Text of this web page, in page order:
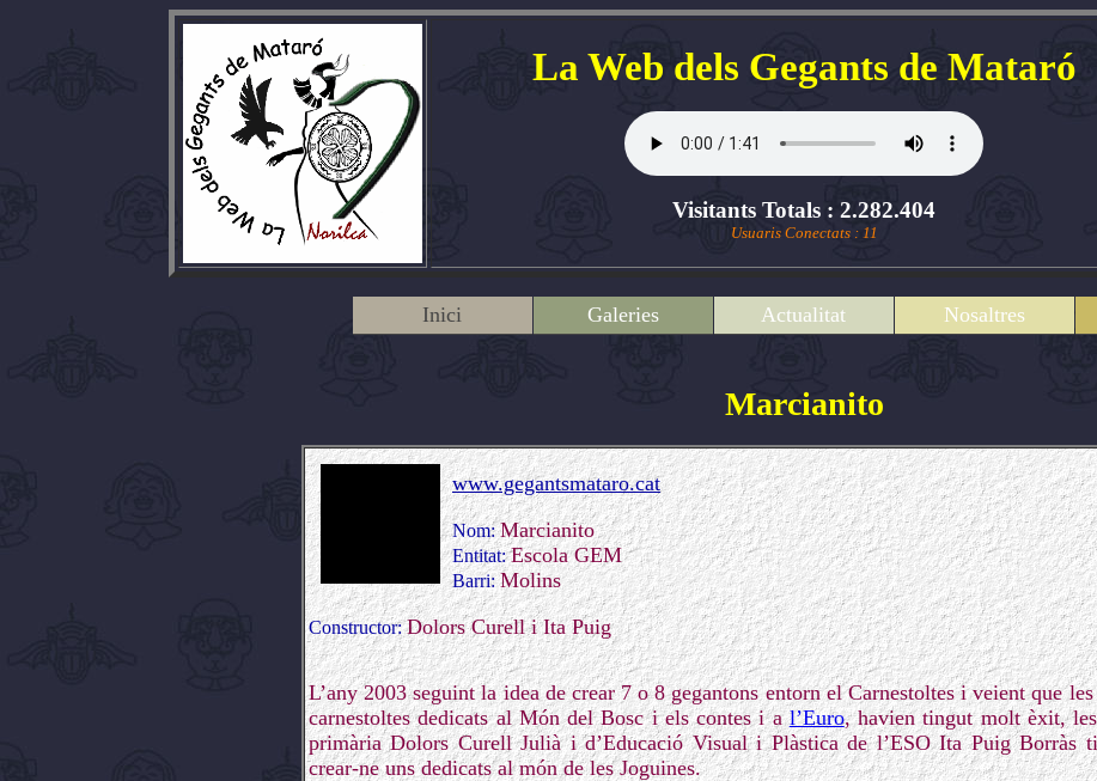
La Web dels Gegants de Mataró
Visitants Totals : 2.282.404
Usuaris Conectats : 11
Inici Galeries Actualitat Nosaltres
Marcianito
www.gegantsmataro.cat
Nom:Marcianito
Entitat:Escola GEM
Barri:Molins
Constructor:Dolors Curell i Ita Puig
L’any 2003 seguint la idea de crear 7 o 8 gegantons entorn el Carnestoltes i veient que
carnestoltes dedicats al Món del Bosc i els contes i al’Euro, havien tingut molt èxit,
primària Dolors Curell Julià i d’Educació Visual i Plàstica de l’ESO Ita Puig Borràs
crear-ne uns dedicats al món de les Joguines.